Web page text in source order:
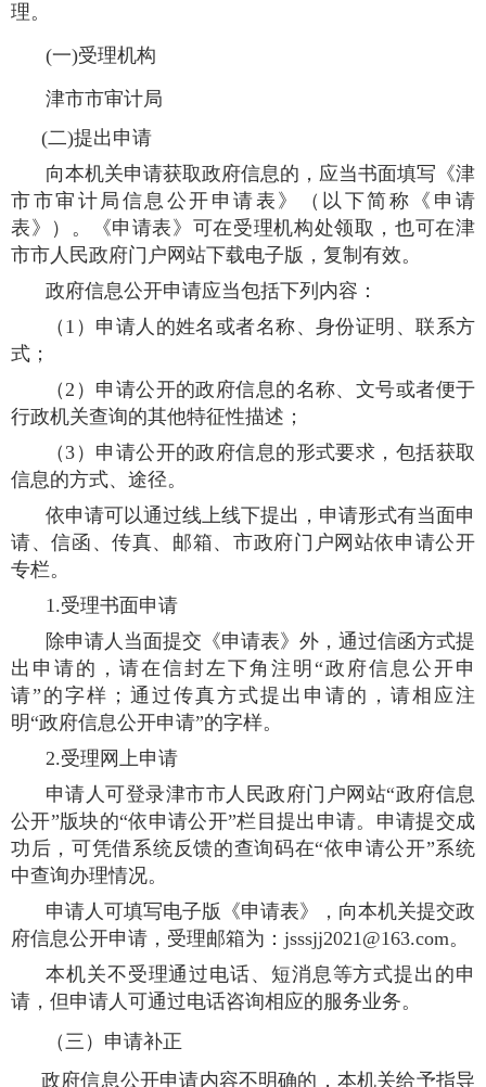
理。
(一)受理机构
津市市审计局
(二)提出申请
向本机关申请获取政府信息的，应当书面填写《津
市市审计局信息公开申请表》（以下简称《申请
表》）。《申请表》可在受理机构处领取，也可在津
市市人民政府门户网站下载电子版，复制有效。
政府信息公开申请应当包括下列内容：
（1）申请人的姓名或者名称、身份证明、联系方
式；
（2）申请公开的政府信息的名称、文号或者便于
行政机关查询的其他特征性描述；
（3）申请公开的政府信息的形式要求，包括获取
信息的方式、途径。
依申请可以通过线上线下提出，申请形式有当面申
请、信函、传真、邮箱、市政府门户网站依申请公开
专栏。
1.受理书面申请
除申请人当面提交《申请表》外，通过信函方式提
出申请的，请在信封左下角注明“政府信息公开申
请”的字样；通过传真方式提出申请的，请相应注
明“政府信息公开申请”的字样。
2.受理网上申请
申请人可登录津市市人民政府门户网站“政府信息
公开”版块的“依申请公开”栏目提出申请。申请提交成
功后，可凭借系统反馈的查询码在“依申请公开”系统
中查询办理情况。
申请人可填写电子版《申请表》，向本机关提交政
府信息公开申请，受理邮箱为： jsssjj2021@163.com。
本机关不受理通过电话、短消息等方式提出的申
请，但申请人可通过电话咨询相应的服务业务。
（三）申请补正
政府信息公开申请内容不明确的，本机关给予指导